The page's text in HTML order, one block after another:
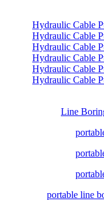
Hydraulic Cable
Hydraulic Cable
Hydraulic Cable
Hydraulic Cable
Hydraulic Cable
Hydraulic Cable
Line